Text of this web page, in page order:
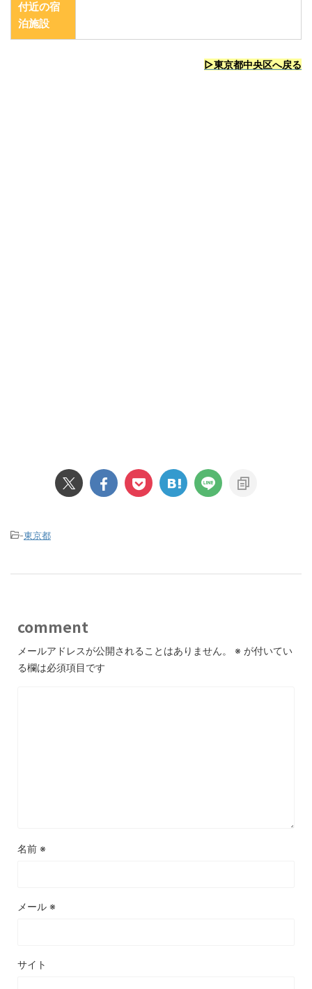
付近の宿
泊施設
▷東京都中央区へ戻る
-東京都
comment
メールアドレスが公開されることはありません。 ※ が付いてい
る欄は必須項目です
名前 ※
メール ※
サイト